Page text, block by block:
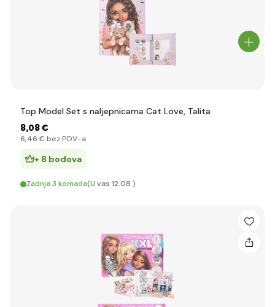
Top Model Set s naljepnicama Cat Love, Talita
8,08 €
6,46 € bez PDV-a
+ 8 bodova
Zadnja 3 komada(U vas 12.08.)